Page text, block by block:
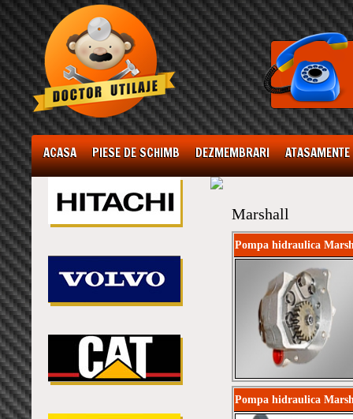
ACASA PIESE DE SCHIMB DEZMEMBRARI ATASAMENTE
Marshall
Pompa hidraulica
Pompa hidraulica